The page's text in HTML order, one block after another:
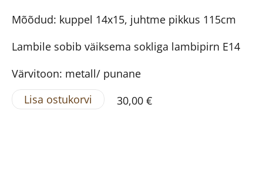
Mõõdud: kuppel 14x15, juhtme pikkus 115cm
Lambile sobib väiksema sokliga lambipirn E14
Värvitoon: metall/ punane
Lisa ostukorvi
30,00 €